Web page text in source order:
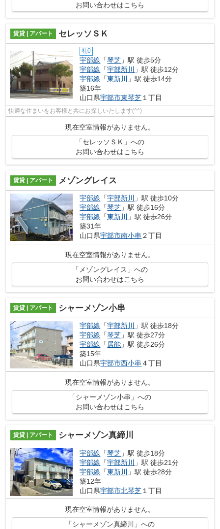
お問い合わせはこちら
賃貸 | アパート セレッソＳＫ
礼0
宇部線 「琴芝 」駅 徒歩5分
宇部線 「宇部新川
」駅 徒歩12分
宇部線 「東新川
」駅 徒歩14分
築16年
山口県宇部市東琴芝１丁目
快適な住まいをお客様と共にお探しいたします(^^)
現在空室情報がありません。
「セレッソＳＫ」への
お問い合わせはこちら
賃貸 | アパート メゾングレイス
宇部線 「宇部新川
」駅 徒歩10分
宇部線 「琴芝 」駅 徒歩16分
宇部線 「東新川
」駅 徒歩26分
築31年
山口県宇部市南小串 ２丁目
現在空室情報がありません。
「メゾングレイス」への
お問い合わせはこちら
賃貸 | アパート シャーメゾン小串
宇部線 「宇部新川
」駅 徒歩18分
宇部線 「琴芝 」駅 徒歩27分
宇部線 「 居能 」駅 徒歩26分
築15年
山口県宇部市西小串 ４丁目
現在空室情報がありません。
「シャーメゾン小串」への
お問い合わせはこちら
賃貸 | アパート シャーメゾン真締川
宇部線 「琴芝 」駅 徒歩18分
宇部線 「宇部新川
」駅 徒歩21分
宇部線 「東新川
」駅 徒歩28分
築12年
山口県宇部市北琴芝 １丁目
現在空室情報がありません。
「シャーメゾン真締川」への